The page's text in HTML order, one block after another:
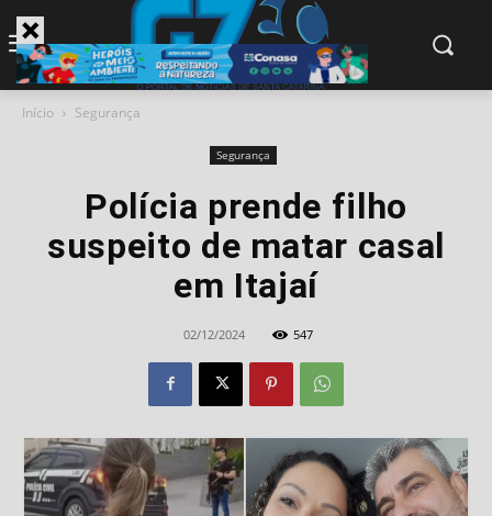
Início Segurança
Segurança
Polícia prende filho
suspeito de matar casal
em Itajaí
02/12/2024 547
modal-check